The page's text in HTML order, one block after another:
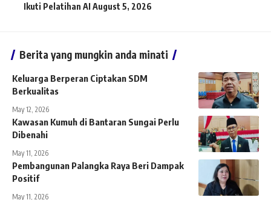
Ikuti Pelatihan AI August 5, 2026
Berita yang mungkin anda minati
Keluarga Berperan Ciptakan SDM
Berkualitas
May 12, 2026
Kawasan Kumuh di Bantaran Sungai Perlu
Dibenahi
May 11, 2026
Pembangunan Palangka Raya Beri Dampak
Positif
May 11, 2026